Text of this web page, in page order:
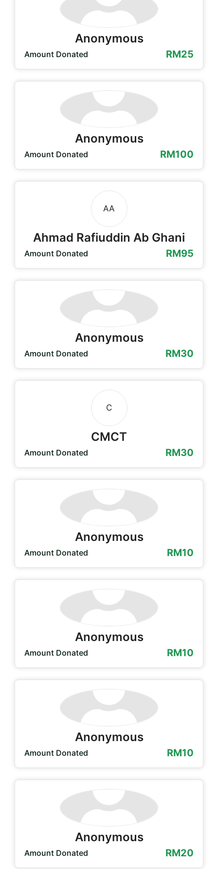
Anonymous
Amount Donated RM25
Anonymous
Amount Donated RM100
AA
Ahmad Rafiuddin Ab Ghani
Amount Donated RM95
Anonymous
Amount Donated RM30
C
CMCT
Amount Donated RM30
Anonymous
Amount Donated RM10
Anonymous
Amount Donated RM10
Anonymous
Amount Donated RM10
Anonymous
Amount Donated RM20